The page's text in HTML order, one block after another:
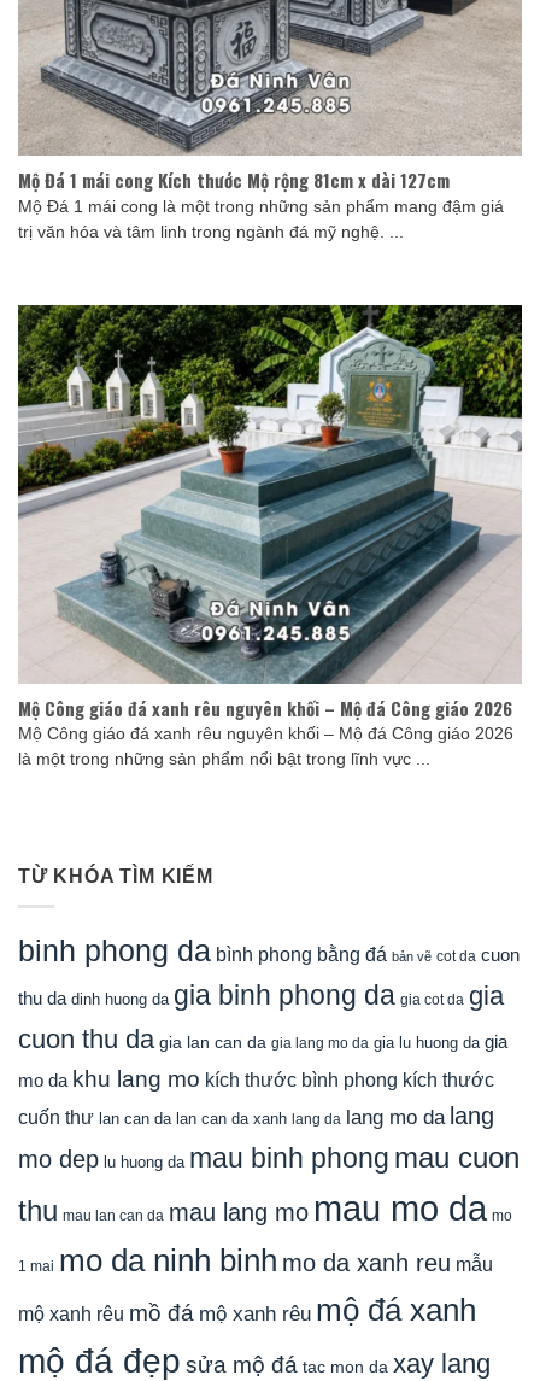
Mộ Đá 1 mái cong Kích thước Mộ rộng 81cm x dài 127cm
Mộ Đá 1 mái cong là một trong những sản phẩm mang đậm giá
trị văn hóa và tâm linh trong ngành đá mỹ nghệ. ...
Mộ Công giáo đá xanh rêu nguyên khối – Mộ đá Công giáo 2026
Mộ Công giáo đá xanh rêu nguyên khối – Mộ đá Công giáo 2026
là một trong những sản phẩm nổi bật trong lĩnh vực ...
TỪ KHÓA TÌM KIẾM
binh phong da bình phong bằng đá bản vẽ cot da cuon
thu da dinh huong da gia binh phong da gia cot da gia
cuon thu da gia lan can da gia lang mo da gia lu huong da gia
mo da khu lang mo kích thước bình phong kích thước
cuốn thư lan can da lan can da xanh lang da lang mo da lang
mo dep lu huong da mau binh phong mau cuon
thu mau lan can da mau lang mo mau mo da mo
1 mai mo da ninh binh mo da xanh reu mẫu
mộ xanh rêu mồ đá mộ xanh rêu mộ đá xanh
mộ đá đẹp sửa mộ đá tac mon da xay lang